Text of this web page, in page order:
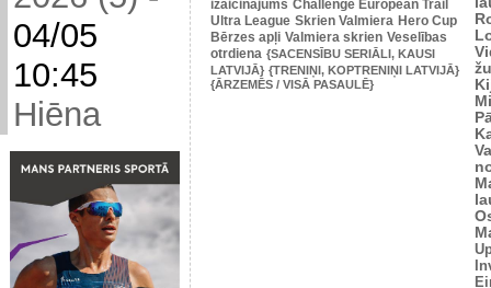
04/05
10:45
Hiēna
izaicinājums Challenge European Trail
Ultra League Skrien Valmiera Hero Cup
Bērzes apļi Valmiera skrien Veselības
otrdiena {SACENSĪBU SERIĀLI, KAUSI
LATVIJĀ} {TRENIŅI, KOPTRENIŅI LATVIJĀ}
{ĀRZEMĒS / VISĀ PASAULĒ}